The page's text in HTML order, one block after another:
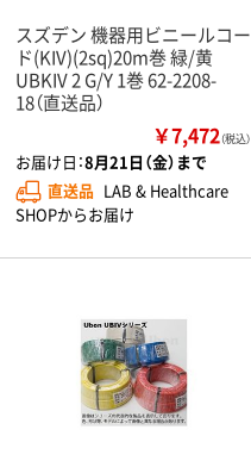
スズデン 機器用ビニールコー
ド(KIV)(2sq)20m巻 緑/黄
UBKIV 2 G/Y 1巻 62-2208-
18（直送品）
￥7,472（税込）
お届け日：8月21日（金）まで
直送品 LAB & Healthcare
SHOPからお届け